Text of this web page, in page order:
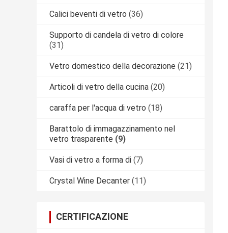
Calici beventi di vetro (36)
Supporto di candela di vetro di colore
(31)
Vetro domestico della decorazione (21)
Articoli di vetro della cucina (20)
caraffa per l'acqua di vetro (18)
Barattolo di immagazzinamento nel
vetro trasparente (9)
Vasi di vetro a forma di (7)
Crystal Wine Decanter (11)
CERTIFICAZIONE